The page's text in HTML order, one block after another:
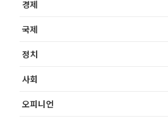
경제
국제
정치
사회
오피니언